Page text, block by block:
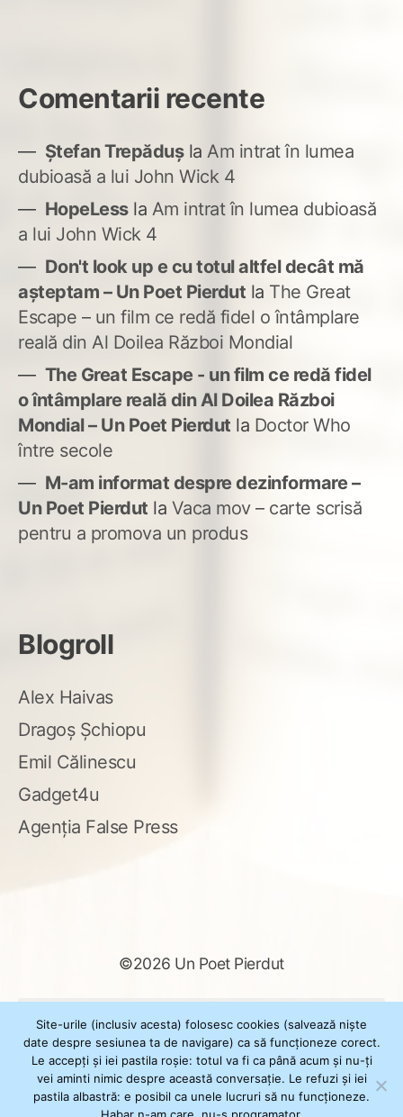
Comentarii recente
Ștefan Trepădușla Am intrat în lumea
dubioasă a lui John Wick 4
HopeLessla Am intrat în lumea dubioasă
a lui John Wick 4
Don't look up e cu totul altfel decât mă
așteptam – Un Poet Pierdut la The Great
Escape – un film ce redă fidel o întâmplare
reală din Al Doilea Război Mondial
The Great Escape - un film ce redă fidel
o întâmplare reală din Al Doilea Război
Mondial – Un Poet Pierdut la Doctor Who
între secole
M-am informat despre dezinformare –
Un Poet Pierdut la Vaca mov – carte scrisă
pentru a promova un produs
Blogroll
Alex Haivas
Dragoș Șchiopu
Emil Călinescu
Gadget4u
Agenția False Press
©2026 Un Poet Pierdut
după:
Powered byWordPress
Site-urile (inclusiv acesta) folosesc cookies (salvează niște
date despre sesiunea ta de navigare) ca să funcționeze corect.
Le accepți și iei pastila roșie: totul va fi ca până acum și nu-ți
vei aminti nimic despre această conversație. Le refuzi și iei
pastila albastră: e posibil ca unele lucruri să nu funcționeze.